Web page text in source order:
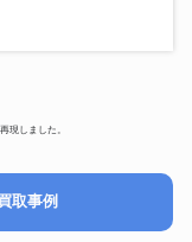
現しました。
取事例